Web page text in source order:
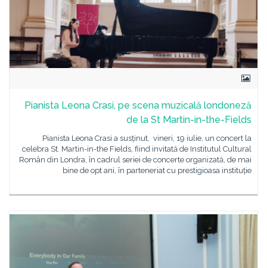
Pianista Leona Crasi, pe scena muzicală londoneză
de la St Martin-in-the-Fields
Pianista Leona Crasi a susținut, vineri, 19 iulie, un concert la
celebra St. Martin-in-the Fields, fiind invitată de Institutul Cultural
Român din Londra, în cadrul seriei de concerte organizată, de mai
bine de opt ani, în parteneriat cu prestigioasa instituție